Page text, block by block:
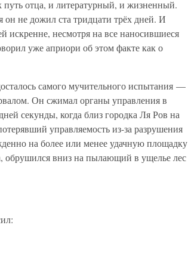
отца, и литературный, и жизненный.
он не дожил ста тридцати трёх дней. И
искренне, несмотря на все наносившиеся
уже априори об этом факте как о
самого мучительного испытания —
Он сжимал органы управления в
секунды, когда близ городка Ля Ров на
управляемость из-за разрушения
на более или менее удачную площадку
обрушился вниз на пылающий в ущелье лес